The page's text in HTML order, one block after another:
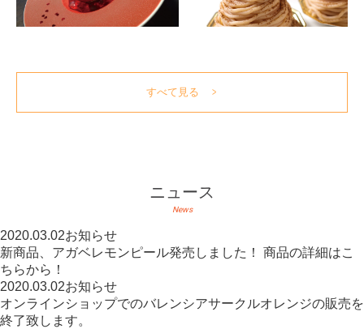
すべて見る
ニュース
News
2020.03.02お知らせ
新商品、アガベレモンピール発売しました！ 商品の詳細はこ
ちらから！
2020.03.02お知らせ
オンラインショップでのバレンシアサークルオレンジの販売を
終了致します。